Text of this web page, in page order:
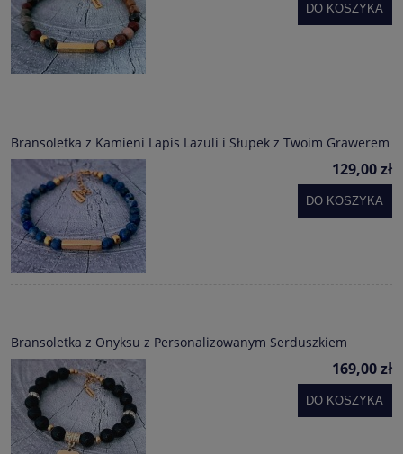
DO KOSZYKA
Bransoletka z Kamieni Lapis Lazuli i Słupek z Twoim Grawerem
129,00 zł
DO KOSZYKA
Bransoletka z Onyksu z Personalizowanym Serduszkiem
169,00 zł
DO KOSZYKA